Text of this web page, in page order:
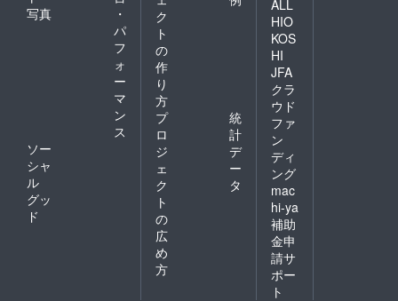
写真
・
パ
フ
ォ
ー
マ
ン
ス
ソー
シャ
ル
グッ
ド
ク
ト
の
作
り
方
プ
ロ
ジ
ェ
ク
ト
の
広
め
方
統
計
デ
ー
タ
ALL
HIO
KOS
HI
JFA
クラ
ウド
ファ
ン
ディ
ング
mac
hi-ya
補助
金申
請サ
ポー
ト